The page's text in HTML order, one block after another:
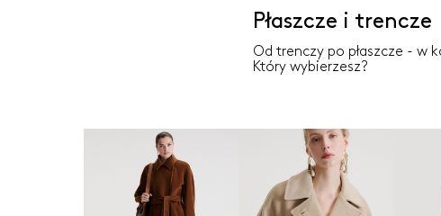
Płaszcze i trencze
Od trenczy po płaszcze - w
Który wybierzesz?